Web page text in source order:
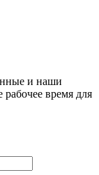
и наши
время для